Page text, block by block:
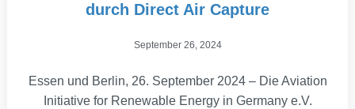
durch Direct Air Capture
September 26, 2024
Essen und Berlin, 26. September 2024 – Die Aviation
Initiative for Renewable Energy in Germany e.V.